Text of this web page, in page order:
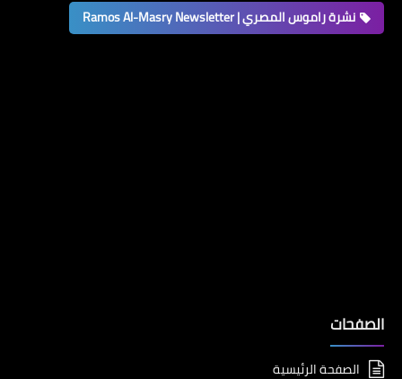
نشرة راموس المصري | Ramos Al-Masry Newsletter
الصفحات
الصفحة الرئيسية